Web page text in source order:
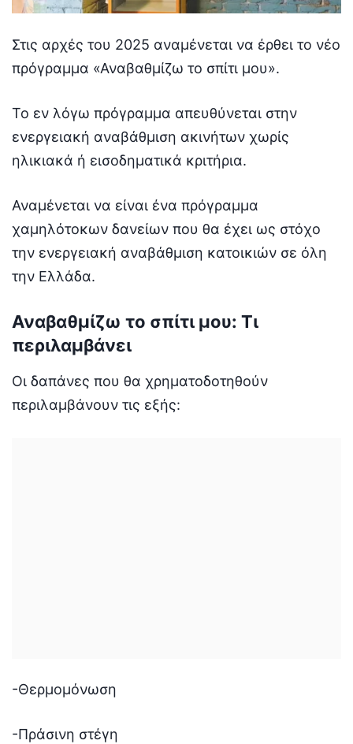
Στις αρχές του 2025 αναμένεται να έρθει το νέο
πρόγραμμα «Αναβαθμίζω το σπίτι μου».
Το εν λόγω πρόγραμμα απευθύνεται στην
ενεργειακή αναβάθμιση ακινήτων χωρίς
ηλικιακά ή εισοδηματικά κριτήρια.
Αναμένεται να είναι ένα πρόγραμμα
χαμηλότοκων δανείων που θα έχει ως στόχο
την ενεργειακή αναβάθμιση κατοικιών σε όλη
την Ελλάδα.
Αναβαθμίζω το σπίτι μου: Τι
περιλαμβάνει
Οι δαπάνες που θα χρηματοδοτηθούν
περιλαμβάνουν τις εξής:
-Θερμομόνωση
-Πράσινη στέγη